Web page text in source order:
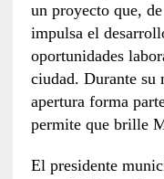
un proyecto que,
impulsa el
oportunidades
ciudad. Durante su
apertura forma
permite que brille
El presidente